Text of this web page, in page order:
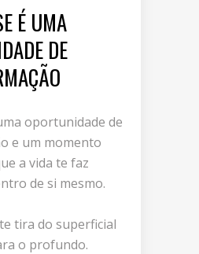
É UMA
DE
oportunidade de
e um momento
a vida te faz
de si mesmo.
tira do superficial
o profundo.